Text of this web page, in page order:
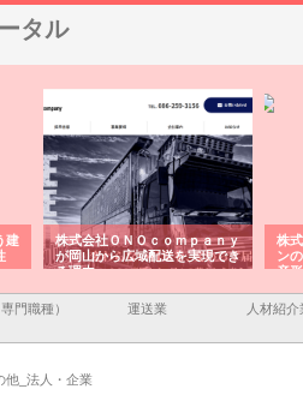
タル
建
株式会社ＯＮＯｃｏｍｐａｎｙ
が岡山から広域配送を実現でき
る理由
株
ン
産
門職種） 運送業 人材紹介
他_法人・企業